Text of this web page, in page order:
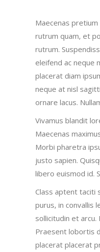
Maecenas
rutrum quam, et
rutrum.
eleifend ac neque
placerat diam
neque at nisl
ornare lacus.
Vivamus blandit
Maecenas
Morbi pharetra
justo sapien.
libero euismod id.
Class aptent taciti
purus, in convallis
sollicitudin et arcu.
Praesent lobortis
placerat placerat